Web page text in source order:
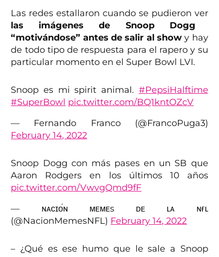
Las redes estallaron cuando se pudieron ver
las imágenes de Snoop Dogg
“motivándose” antes de salir al showy hay
de todo tipo de respuesta para el rapero y su
particular momento en el Super Bowl LVI.
Snoop es mi spirit animal. #PepsiHalftime
#SuperBowl pic.twitter.com/BQ1kntOZcV
— Fernando Franco (@FrancoPuga3)
February 14, 2022
Snoop Dogg con más pases en un SB que
Aaron Rodgers en los últimos 10 años
pic.twitter.com/VwvgQmd9fF
— ɴᴀᴄɪᴏ́ɴ ᴍᴇᴍᴇs ᴅᴇ ʟᴀ ɴғʟ
(@NacionMemesNFL) February 14, 2022
– ¿Qué es ese humo que le sale a Snoop